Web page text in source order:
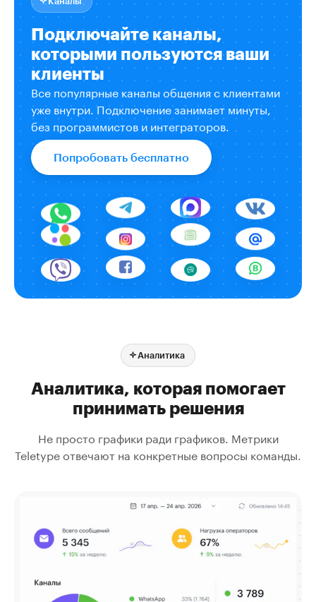
Подключайте каналы,
которыми пользуются ваши
клиенты
Все популярные каналы общения с клиентами
уже внутри. Подключение занимает минуты,
без программистов и интеграторов.
Попробовать бесплатно
Аналитика
Аналитика, которая помогает
принимать решения
Не просто графики ради графиков. Метрики
Teletype отвечают на конкретные вопросы команды.